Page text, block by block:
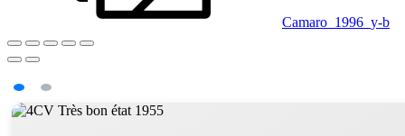
Camaro_1996_y-b